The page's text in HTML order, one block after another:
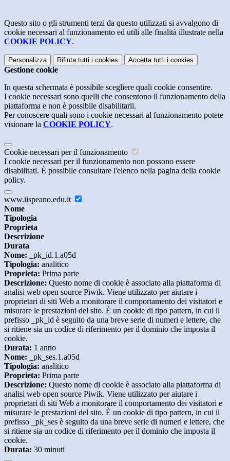
Questo sito o gli strumenti terzi da questo utilizzati si avvalgono di
cookie necessari al funzionamento ed utili alle finalità illustrate nella
COOKIE POLICY.
Personalizza Rifiuta tutti i cookies Accetta tutti i cookies
Gestione cookie
In questa schermata è possibile scegliere quali cookie consentire.
I cookie necessari sono quelli che consentono il funzionamento della
piattaforma e non è possibile disabilitarli.
Per conoscere quali sono i cookie necessari al funzionamento potete
visionare la COOKIE POLICY.
Cookie necessari per il funzionamento
I cookie necessari per il funzionamento non possono essere
disabilitati. È possibile consultare l'elenco nella pagina della cookie
policy.
www.iispeano.edu.it
Nome
Tipologia
Proprieta
Descrizione
Durata
Nome: _pk_id.1.a05d
Tipologia: analitico
Proprieta: Prima parte
Descrizione: Questo nome di cookie è associato alla piattaforma di
analisi web open source Piwik. Viene utilizzato per aiutare i
proprietari di siti Web a monitorare il comportamento dei visitatori e
misurare le prestazioni del sito. È un cookie di tipo pattern, in cui il
prefisso _pk_id è seguito da una breve serie di numeri e lettere, che
si ritiene sia un codice di riferimento per il dominio che imposta il
cookie.
Durata: 1 anno
Nome: _pk_ses.1.a05d
Tipologia: analitico
Proprieta: Prima parte
Descrizione: Questo nome di cookie è associato alla piattaforma di
analisi web open source Piwik. Viene utilizzato per aiutare i
proprietari di siti Web a monitorare il comportamento dei visitatori e
misurare le prestazioni del sito. È un cookie di tipo pattern, in cui il
prefisso _pk_ses è seguito da una breve serie di numeri e lettere, che
si ritiene sia un codice di riferimento per il dominio che imposta il
cookie.
Durata: 30 minuti